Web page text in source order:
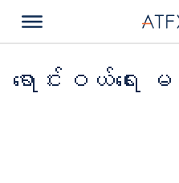
ရောင်းဝယ်ရေး မဟ